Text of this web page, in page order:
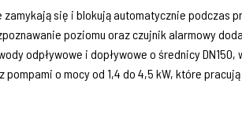
się i blokują automatycznie podczas
poziomu oraz czujnik alarmowy
odpływowe i dopływowe o średnicy DN150,
o mocy od 1,4 do 4,5 kW, które pracują